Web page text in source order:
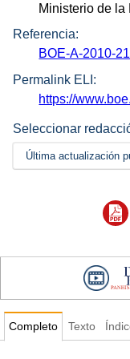
Ministerio de la
Referencia:
BOE-A-2010-
Permalink ELI:
https://
Seleccionar
Última actualización
Completo Texto